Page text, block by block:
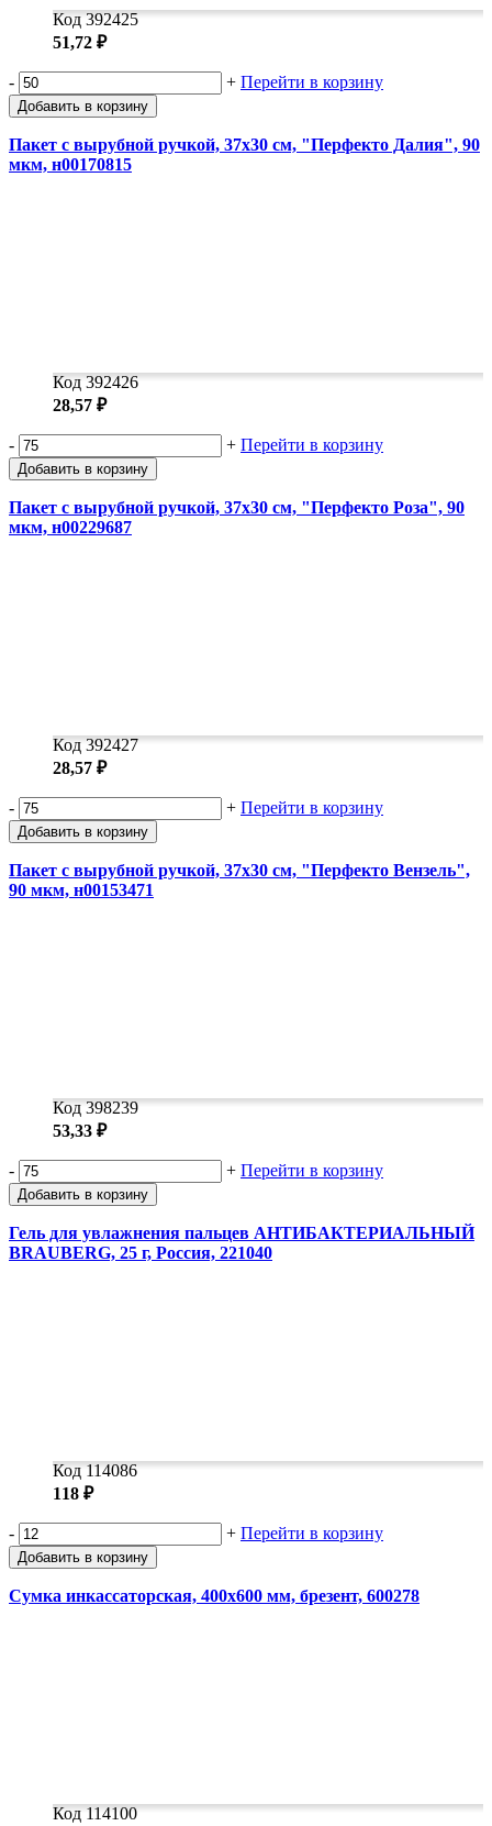
Код 392425
51,72 ₽
- + Перейти в корзину
Добавить в корзину
Пакет с вырубной ручкой, 37х30 см, "Перфекто Далия", 90
мкм, н00170815
Код 392426
28,57 ₽
- + Перейти в корзину
Добавить в корзину
Пакет с вырубной ручкой, 37х30 см, "Перфекто Роза", 90
мкм, н00229687
Код 392427
28,57 ₽
- + Перейти в корзину
Добавить в корзину
Пакет с вырубной ручкой, 37х30 см, "Перфекто Вензель",
90 мкм, н00153471
Код 398239
53,33 ₽
- + Перейти в корзину
Добавить в корзину
Гель для увлажнения пальцев АНТИБАКТЕРИАЛЬНЫЙ
BRAUBERG, 25 г, Россия, 221040
Код 114086
118 ₽
- + Перейти в корзину
Добавить в корзину
Сумка инкассаторская, 400х600 мм, брезент, 600278
Код 114100